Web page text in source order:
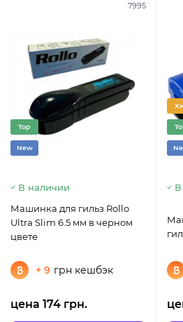
7995
Top
New
В наличии
Машинка для гильз Rollo
Ultra Slim 6.5 мм в черном
цвете
+ 9 грн кешбэк
цена 174 грн.
В